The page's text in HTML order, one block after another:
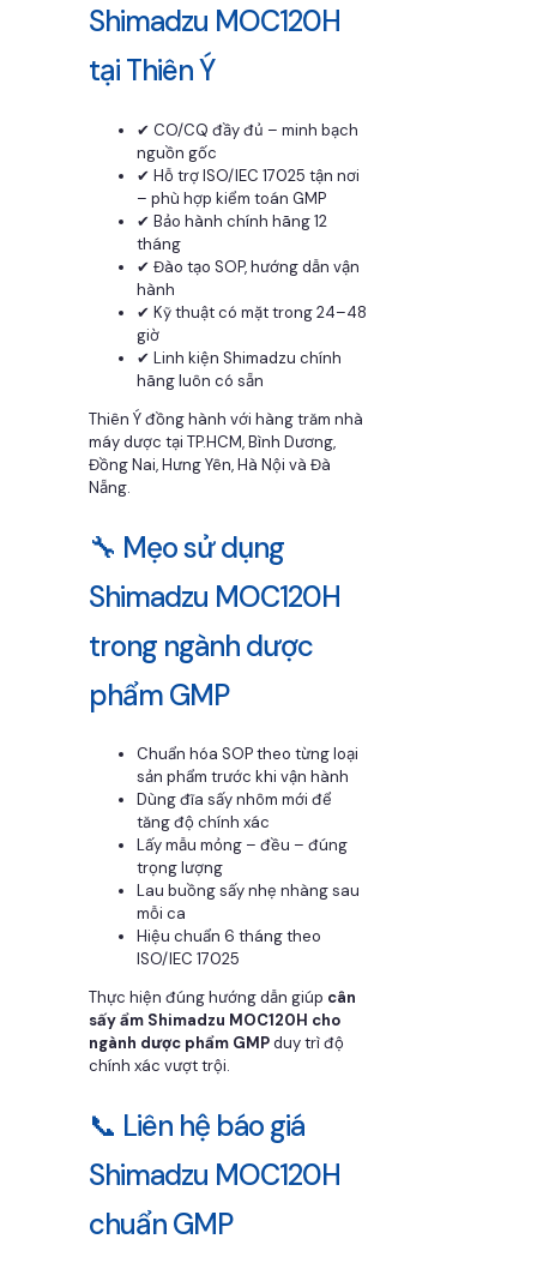
Shimadzu MOC120H
tại Thiên Ý
✔ CO/CQ đầy đủ – minh bạch
nguồn gốc
✔ Hỗ trợ ISO/IEC 17025 tận nơi
– phù hợp kiểm toán GMP
✔ Bảo hành chính hãng 12
tháng
✔ Đào tạo SOP, hướng dẫn vận
hành
✔ Kỹ thuật có mặt trong 24–48
giờ
✔ Linh kiện Shimadzu chính
hãng luôn có sẵn
Thiên Ý đồng hành với hàng trăm nhà
máy dược tại TP.HCM, Bình Dương,
Đồng Nai, Hưng Yên, Hà Nội và Đà
Nẵng.
🔧 Mẹo sử dụng
Shimadzu MOC120H
trong ngành dược
phẩm GMP
Chuẩn hóa SOP theo từng loại
sản phẩm trước khi vận hành
Dùng đĩa sấy nhôm mới để
tăng độ chính xác
Lấy mẫu mỏng – đều – đúng
trọng lượng
Lau buồng sấy nhẹ nhàng sau
mỗi ca
Hiệu chuẩn 6 tháng theo
ISO/IEC 17025
Thực hiện đúng hướng dẫn giúp cân
sấy ẩm Shimadzu MOC120H cho
ngành dược phẩm GMPduy trì độ
chính xác vượt trội.
📞 Liên hệ báo giá
Shimadzu MOC120H
chuẩn GMP